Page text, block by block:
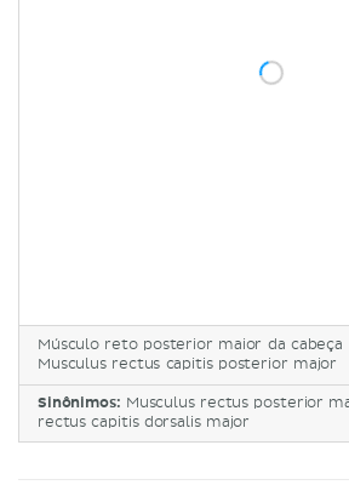
Músculo reto posterior maior da cabeça
Musculus rectus capitis posterior major
Sinônimos: Musculus rectus posterior
rectus capitis dorsalis major